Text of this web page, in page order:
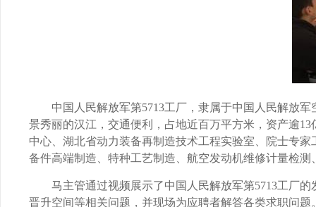
中国人民解放军第5713工厂，隶属于中国人民解放
景秀丽的汉江，交通便利，占地近百万平方米，资产逾13
中心、湖北省动力装备再制造技术工程实验室、院士专
备件高端制造、特种工艺制造、航空发动机维修计量检
马主管通过视频展示了中国人民解放军第5713工厂的
晋升空间等相关问题，并现场为应聘者解答各类求职问题